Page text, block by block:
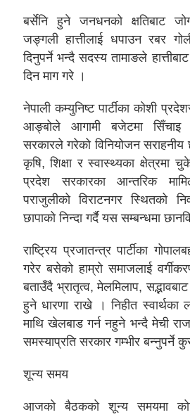
बर्सेनि हुने जनधनको क्षतिबाट
जङ्गली हात्तीलाई धपाउन रबर
दिनुपर्ने भन्दै सदस्य तामाङले
दिन माग गरे ।
नेपाली कम्युनिष्ट पार्टीका कोशी
आङ्बोले आगामी बजेटमा सिँचाइ
सरकारले गरेको विनियोजन सराहनीय
कृषि, शिक्षा र स्वास्थ्यका क्षेत्रमा
प्रदेश सरकारका आन्तरिक
पराजुलीको विराटनगर स्थितको
छापाको निन्दा गर्दै यस सम्बन्धमा
राष्ट्रिय प्रजातन्त्र पार्टीका
गरेर बसेको हाम्रो समाजलाई
बताउँदै भ्रातृत्व, मेलमिलाप,
हुने धारणा राखे । निहीत स्वार्थका
माथि खेलबाड गर्न नहुने भन्दै मेची
समस्याप्रति सरकार गम्भीर बन्नुपर्ने
शून्य समय
आजको बैठकको शून्य समयमा